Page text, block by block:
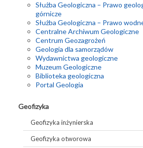
Służba Geologiczna – Prawo
górnicze
Służba Geologiczna – Prawo
Centralne Archiwum Geologiczne
Centrum Geozagrożeń
Geologia dla samorządów
Wydawnictwa geologiczne
Muzeum Geologiczne
Biblioteka geologiczna
Portal Geologia
Geofizyka
Geofizyka inżynierska
Geofizyka otworowa